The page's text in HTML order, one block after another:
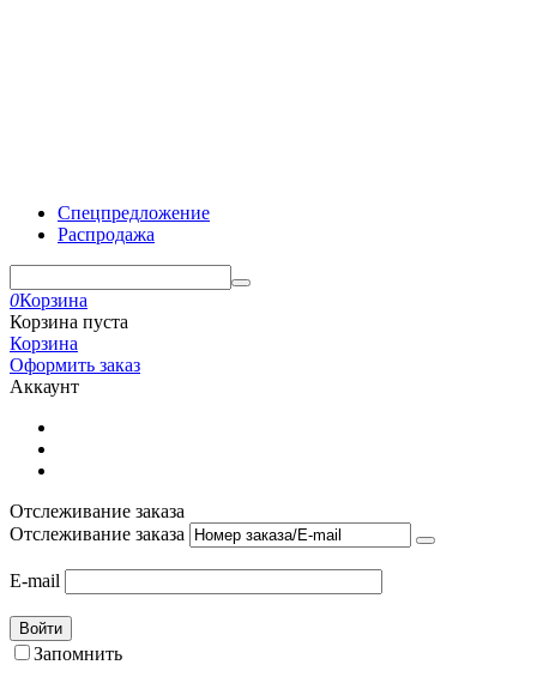
Спецпредложение
Распродажа
0Корзина
Корзина пуста
Корзина
Оформить заказ
Аккаунт
Отслеживание заказа
Отслеживание заказа
E-mail
Войти
Запомнить